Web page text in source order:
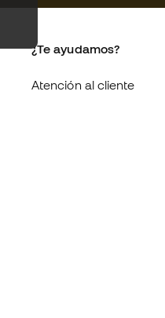
¿Te ayudamos?
Atención al cliente